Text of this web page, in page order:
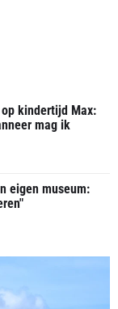
kindertijd Max:
mag ik
eigen museum: